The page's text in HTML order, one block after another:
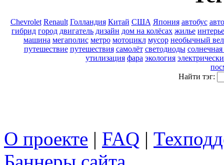
Chevrolet Renault Голландия Китай США Япония автобус
гибрид город двигатель дизайн дом на колёсах жилье
машина мегаполис метро мотоцикл мусор необычный
путешествие путешествия самолёт светодиоды солнечная
утилизация фара экология
Найти тэг:
О проекте | FAQ |